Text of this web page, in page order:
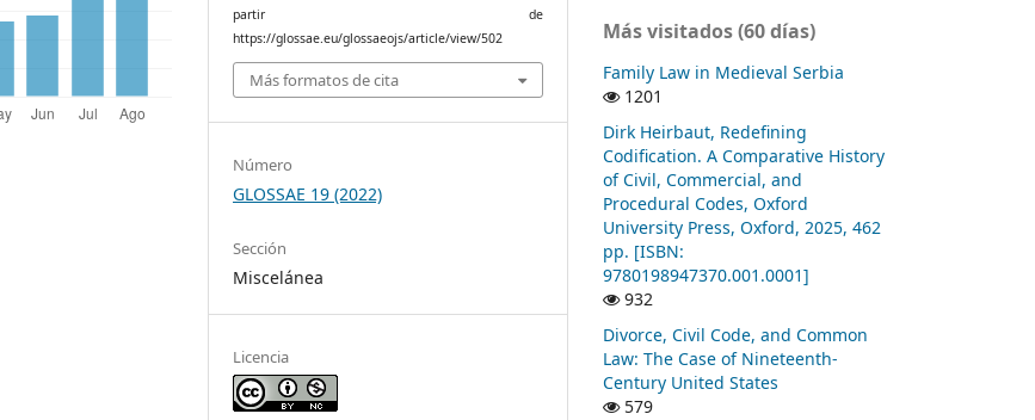
partir de
https://glossae.eu/glossaeojs/article/view/502
Más formatos de cita
Número
GLOSSAE 19 (2022)
Sección
Miscelánea
Licencia
Más visitados (60 días)
Family Law in Medieval Serbia
1201
Dirk Heirbaut, Redefining
Codification. A Comparative History
of Civil, Commercial, and
Procedural Codes, Oxford
University Press, Oxford, 2025, 462
pp. [ISBN:
9780198947370.001.0001]
932
Divorce, Civil Code, and Common
Law: The Case of Nineteenth-
Century United States
579